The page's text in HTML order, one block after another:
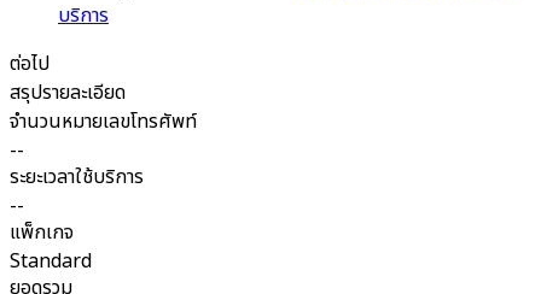
บริการ
ต่อไป
สรุปรายละเอียด
จำนวนหมายเลขโทรศัพท์
--
ระยะเวลาใช้บริการ
--
แพ็กเกจ
Standard
ยอดรวม